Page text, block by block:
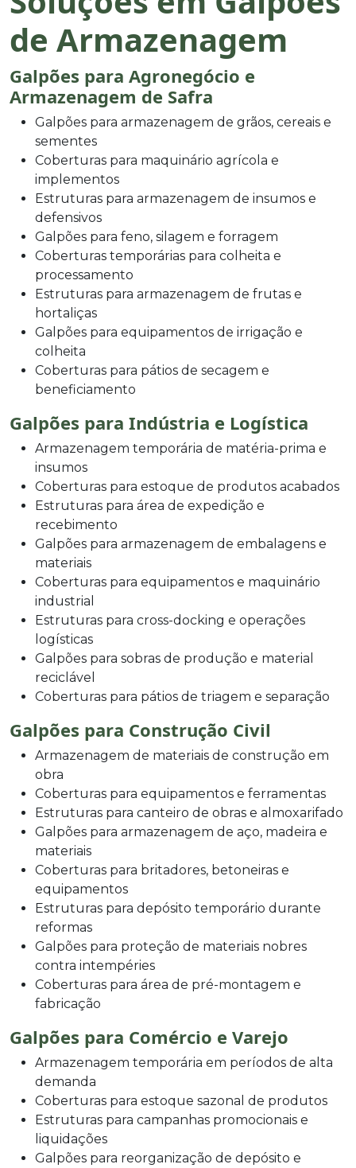
de Armazenagem
Galpões para Agronegócio e
Armazenagem de Safra
Galpões para armazenagem de grãos, cereais e
sementes
Coberturas para maquinário agrícola e
implementos
Estruturas para armazenagem de insumos e
defensivos
Galpões para feno, silagem e forragem
Coberturas temporárias para colheita e
processamento
Estruturas para armazenagem de frutas e
hortaliças
Galpões para equipamentos de irrigação e
colheita
Coberturas para pátios de secagem e
beneficiamento
Galpões para Indústria e Logística
Armazenagem temporária de matéria-prima e
insumos
Coberturas para estoque de produtos acabados
Estruturas para área de expedição e
recebimento
Galpões para armazenagem de embalagens e
materiais
Coberturas para equipamentos e maquinário
industrial
Estruturas para cross-docking e operações
logísticas
Galpões para sobras de produção e material
reciclável
Coberturas para pátios de triagem e separação
Galpões para Construção Civil
Armazenagem de materiais de construção em
obra
Coberturas para equipamentos e ferramentas
Estruturas para canteiro de obras e almoxarifado
Galpões para armazenagem de aço, madeira e
materiais
Coberturas para britadores, betoneiras e
equipamentos
Estruturas para depósito temporário durante
reformas
Galpões para proteção de materiais nobres
contra intempéries
Coberturas para área de pré-montagem e
fabricação
Galpões para Comércio e Varejo
Armazenagem temporária em períodos de alta
demanda
Coberturas para estoque sazonal de produtos
Estruturas para campanhas promocionais e
liquidações
Galpões para reorganização de depósito e